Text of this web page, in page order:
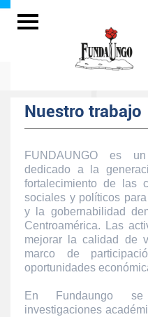
Nuestro trabajo
FUNDAUNGO es
dedicado a la
fortalecimiento de las
sociales y políticos
y la gobernabilidad
Centroamérica. Las
mejorar la calidad de
marco de
oportunidades
En Fundaungo
investigaciones